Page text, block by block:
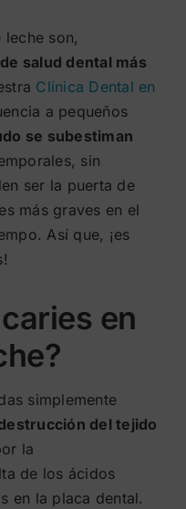
leche son,
salud dental más
Clínica Dental en
a pequeños
se subestiman
sin
ser la puerta de
más graves en el
Así que, ¡es
en
simplemente
del tejido
la
de los ácidos
en la placa dental.